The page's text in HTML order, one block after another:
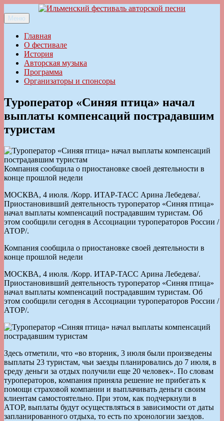
к
содержимому
Ильменский фестиваль авторской песни
Меню
Главная
О фестивале
История
Авторская музыка
Программа
Организаторы и спонсоры
Туроператор «Синяя птица» начал
выплаты компенсаций пострадавшим
туристам
Компания сообщила о приостановке своей деятельности в
конце прошлой недели
МОСКВА, 4 июля. /Корр. ИТАР-ТАСС Арина Лебедева/.
Приостановивший деятельность туроператор «Синяя птица»
начал выплаты компенсаций пострадавшим туристам. Об
этом сообщили сегодня в Ассоциации туроператоров России /
АТОР/.
Компания сообщила о приостановке своей деятельности в
конце прошлой недели
МОСКВА, 4 июля. /Корр. ИТАР-ТАСС Арина Лебедева/.
Приостановивший деятельность туроператор «Синяя птица»
начал выплаты компенсаций пострадавшим туристам. Об
этом сообщили сегодня в Ассоциации туроператоров России /
АТОР/.
Здесь отметили, что «во вторник, 3 июля были произведены
выплаты 23 туристам, чьи заезды планировались до 7 июля, в
среду деньги за отдых получили еще 20 человек». По словам
туроператоров, компания приняла решение не прибегать к
помощи страховой компании и выплачивать деньги своим
клиентам самостоятельно. При этом, как подчеркнули в
АТОР, выплаты будут осуществляться в зависимости от даты
запланированного отдыха, то есть по хронологии заездов.